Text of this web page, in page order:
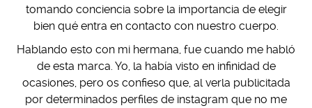
tomando conciencia sobre la importancia de elegir
bien qué entra en contacto con nuestro cuerpo.
Hablando esto con mi hermana, fue cuando me habló
de esta marca. Yo, la había visto en infinidad de
ocasiones, pero os confieso que, al verla publicitada
por determinados perfiles de instagram que no me